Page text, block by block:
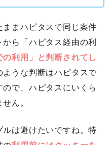
ままハピタスで同じ案件
ら「ハピタス経由の利
利用」と判断されてし
ような判断はハピタスで
で、ハピタスにいくら
ん。
は避けたいですね。特